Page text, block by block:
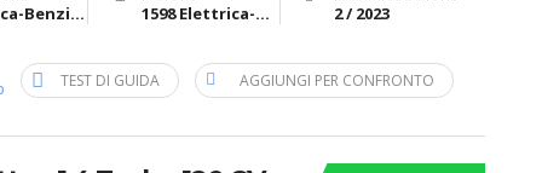
Elettrica-Benzina 1598 Elettrica-Benzina cv 180 kW 132 2 / 2023
TEST DI GUIDA AGGIUNGI PER CONFRONTO